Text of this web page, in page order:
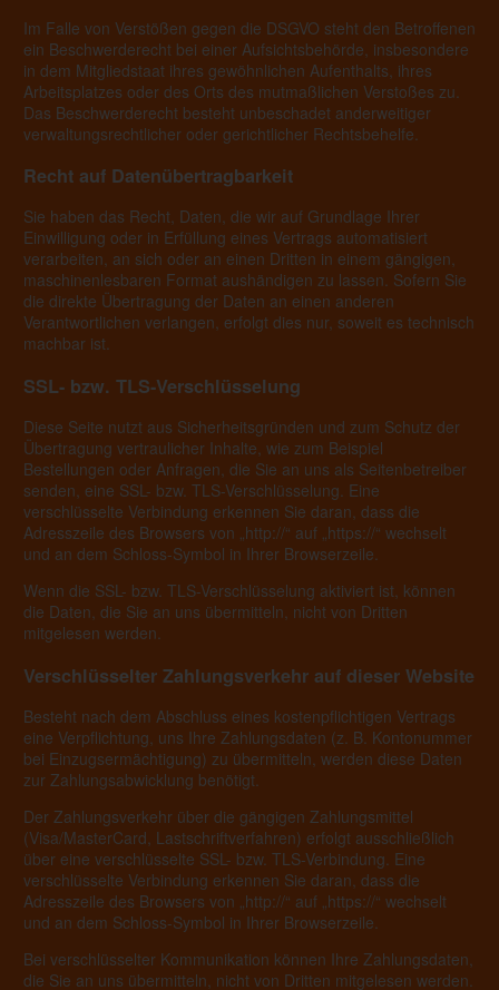
Im Falle von Verstößen gegen die DSGVO steht den Betroffenen
ein Beschwerderecht bei einer Aufsichtsbehörde, insbesondere
in dem Mitgliedstaat ihres gewöhnlichen Aufenthalts, ihres
Arbeitsplatzes oder des Orts des mutmaßlichen Verstoßes zu.
Das Beschwerderecht besteht unbeschadet anderweitiger
verwaltungsrechtlicher oder gerichtlicher Rechtsbehelfe.
Recht auf Daten­übertrag­barkeit
Sie haben das Recht, Daten, die wir auf Grundlage Ihrer
Einwilligung oder in Erfüllung eines Vertrags automatisiert
verarbeiten, an sich oder an einen Dritten in einem gängigen,
maschinenlesbaren Format aushändigen zu lassen. Sofern Sie
die direkte Übertragung der Daten an einen anderen
Verantwortlichen verlangen, erfolgt dies nur, soweit es technisch
machbar ist.
SSL- bzw. TLS-Verschlüsselung
Diese Seite nutzt aus Sicherheitsgründen und zum Schutz der
Übertragung vertraulicher Inhalte, wie zum Beispiel
Bestellungen oder Anfragen, die Sie an uns als Seitenbetreiber
senden, eine SSL- bzw. TLS-Verschlüsselung. Eine
verschlüsselte Verbindung erkennen Sie daran, dass die
Adresszeile des Browsers von „http://“ auf „https://“ wechselt
und an dem Schloss-Symbol in Ihrer Browserzeile.
Wenn die SSL- bzw. TLS-Verschlüsselung aktiviert ist, können
die Daten, die Sie an uns übermitteln, nicht von Dritten
mitgelesen werden.
Verschlüsselter Zahlungsverkehr auf dieser Website
Besteht nach dem Abschluss eines kostenpflichtigen Vertrags
eine Verpflichtung, uns Ihre Zahlungsdaten (z. B. Kontonummer
bei Einzugsermächtigung) zu übermitteln, werden diese Daten
zur Zahlungsabwicklung benötigt.
Der Zahlungsverkehr über die gängigen Zahlungsmittel
(Visa/MasterCard, Lastschriftverfahren) erfolgt ausschließlich
über eine verschlüsselte SSL- bzw. TLS-Verbindung. Eine
verschlüsselte Verbindung erkennen Sie daran, dass die
Adresszeile des Browsers von „http://“ auf „https://“ wechselt
und an dem Schloss-Symbol in Ihrer Browserzeile.
Bei verschlüsselter Kommunikation können Ihre Zahlungsdaten,
die Sie an uns übermitteln, nicht von Dritten mitgelesen werden.